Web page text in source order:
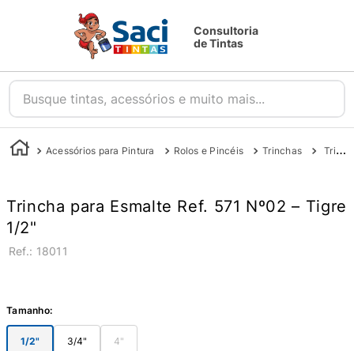
Consultoria
de Tintas
Busque tintas, acessórios e muito mais...
Acessórios para Pintura Rolos e Pincéis Trinchas Trincha Dupla 571 - Tigre
Trincha para Esmalte Ref. 571 Nº02 – Tigre
1/2"
: 18011
Tamanho:
1/2" 3/4" 4"